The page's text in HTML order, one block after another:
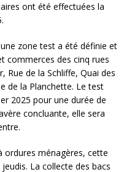
ont été effectuées la
zone test a été définie et
commerces des cinq rues
Rue de la Schliffe, Quai des
de la Planchette. Le test
2025 pour une durée de
concluante, elle sera
ordures ménagères, cette
La collecte des bacs